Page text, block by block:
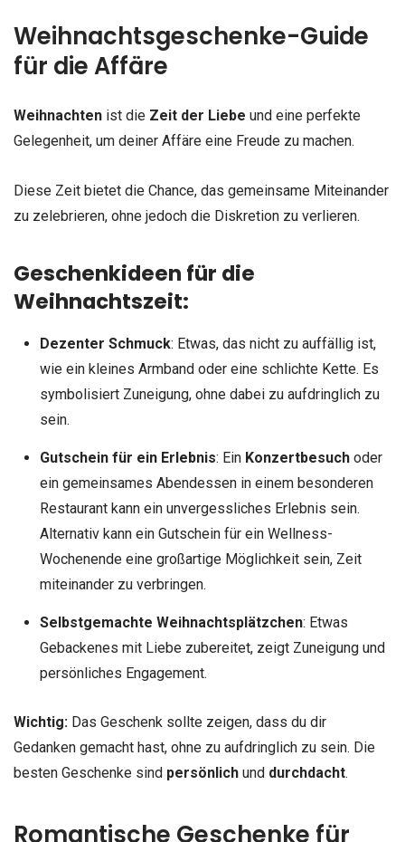
Weihnachtsgeschenke-Guide
für die Affäre
Weihnachten ist die Zeit der Liebe und eine perfekte
Gelegenheit, um deiner Affäre eine Freude zu machen.
Diese Zeit bietet die Chance, das gemeinsame Miteinander
zu zelebrieren, ohne jedoch die Diskretion zu verlieren.
Geschenkideen für die
Weihnachtszeit:
Dezenter Schmuck: Etwas, das nicht zu auffällig ist,
wie ein kleines Armband oder eine schlichte Kette. Es
symbolisiert Zuneigung, ohne dabei zu aufdringlich zu
sein.
Gutschein für ein Erlebnis: Ein Konzertbesuchoder
ein gemeinsames Abendessen in einem besonderen
Restaurant kann ein unvergessliches Erlebnis sein.
Alternativ kann ein Gutschein für ein Wellness-
Wochenende eine großartige Möglichkeit sein, Zeit
miteinander zu verbringen.
Selbstgemachte Weihnachtsplätzchen: Etwas
Gebackenes mit Liebe zubereitet, zeigt Zuneigung und
persönliches Engagement.
Wichtig: Das Geschenk sollte zeigen, dass du dir
Gedanken gemacht hast, ohne zu aufdringlich zu sein. Die
besten Geschenke sind persönlich und durchdacht.
Romantische Geschenke für